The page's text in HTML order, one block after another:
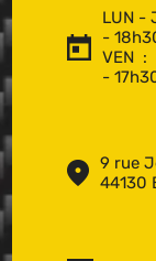
LUN
-
-
9 rue
44130